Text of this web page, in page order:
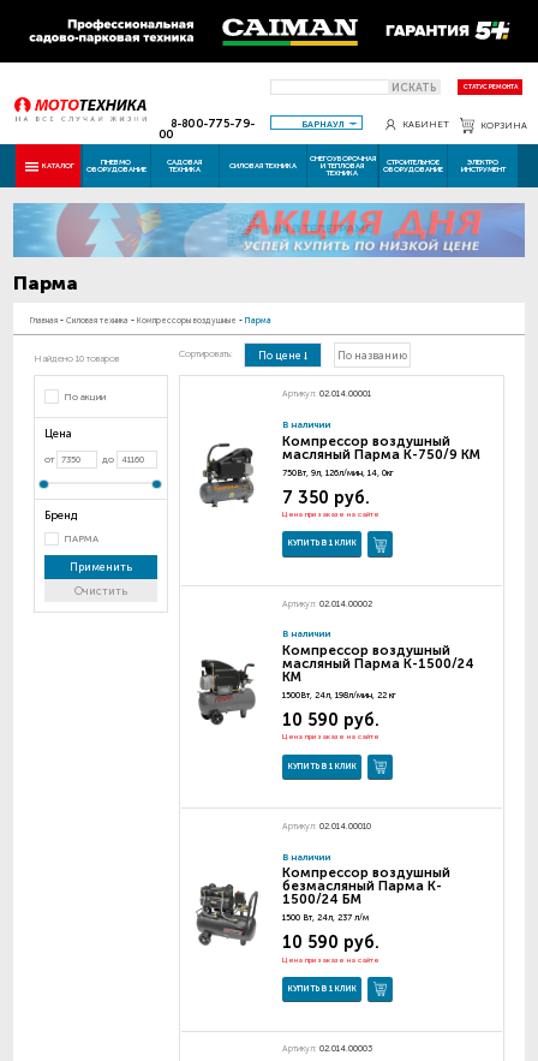
ИСКАТЬ СТАТУС РЕМОНТА
8-800-775-79-
00
БАРНАУЛ КАБИНЕТ КОРЗИНА
КАТАЛОГ ПНЕВМО
ОБОРУДОВАНИЕ
САДОВАЯ
ТЕХНИКА СИЛОВАЯ ТЕХНИКА
СНЕГОУБОРОЧНАЯ
И ТЕПЛОВАЯ
ТЕХНИКА
СТРОИТЕЛЬНОЕ
ОБОРУДОВАНИЕ
ЭЛЕКТРО
ИНСТРУМЕНТ
Парма
Главная - Силовая техника - Компрессоры воздушные - Парма
Найдено 10 товаров
По акции
Цена
от до
Бренд
ПАРМА
Применить
Очистить
Сортировать: По цене По названию
Артикул: 02.014.00001
В наличии
Компрессор воздушный
масляный Парма K-750/9 KM
750Вт, 9л, 126л/мин, 14, 0кг
7 350 руб.
Цена при заказе на сайте
КУПИТЬ В 1 КЛИК
Артикул: 02.014.00002
В наличии
Компрессор воздушный
масляный Парма K-1500/24
KM
1500Вт, 24л, 198л/мин, 22 кг
10 590 руб.
Цена при заказе на сайте
КУПИТЬ В 1 КЛИК
Артикул: 02.014.00010
В наличии
Компрессор воздушный
безмасляный Парма K-
1500/24 БM
1500 Вт, 24л, 237 л/м
10 590 руб.
Цена при заказе на сайте
КУПИТЬ В 1 КЛИК
Артикул: 02.014.00003